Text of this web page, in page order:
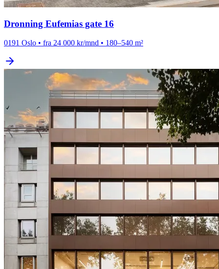
Dronning Eufemias gate 16
0191 Oslo • fra 24 000 kr/mnd • 180–540 m²